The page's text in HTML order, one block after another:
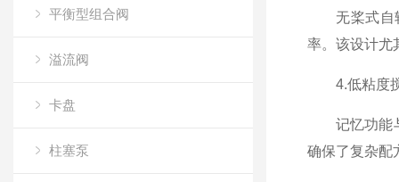
平衡型组合阀
溢流阀
卡盘
柱塞泵
无桨式自转
率。该设计尤
4.低粘度搅
记忆功能与
确保了复杂配